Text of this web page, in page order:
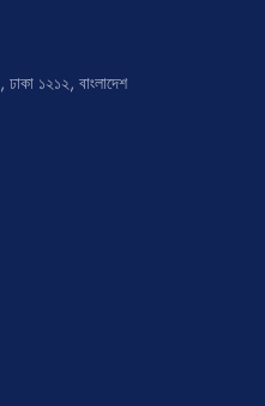
১২১২, বাংলাদেশ